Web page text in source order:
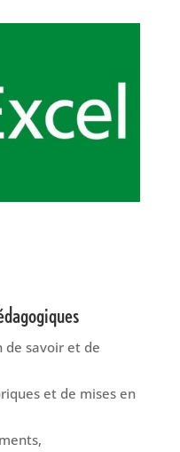
savoir et de
et de mises en